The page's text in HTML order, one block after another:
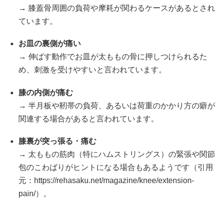
→ 膝蓋骨周囲の負荷や摩耗が関わるケースがあるとされ
ています。
お皿の裏側が痛い
→ 伸ばす動作でお皿が太ももの骨に押しつけられるた
め、刺激を受けやすいと言われています。
膝の内側が痛む
→ 半月板や靭帯の負荷、あるいは荷重のかかり方の癖が
関連する場合があると言われています。
膝裏が突っ張る・痛む
→ 太ももの筋肉（特にハムストリングス）の緊張や関節
包のこわばりがヒントになる場合もあるようです（引用
元： https://rehasaku.net/magazine/knee/extension-
pain/）。